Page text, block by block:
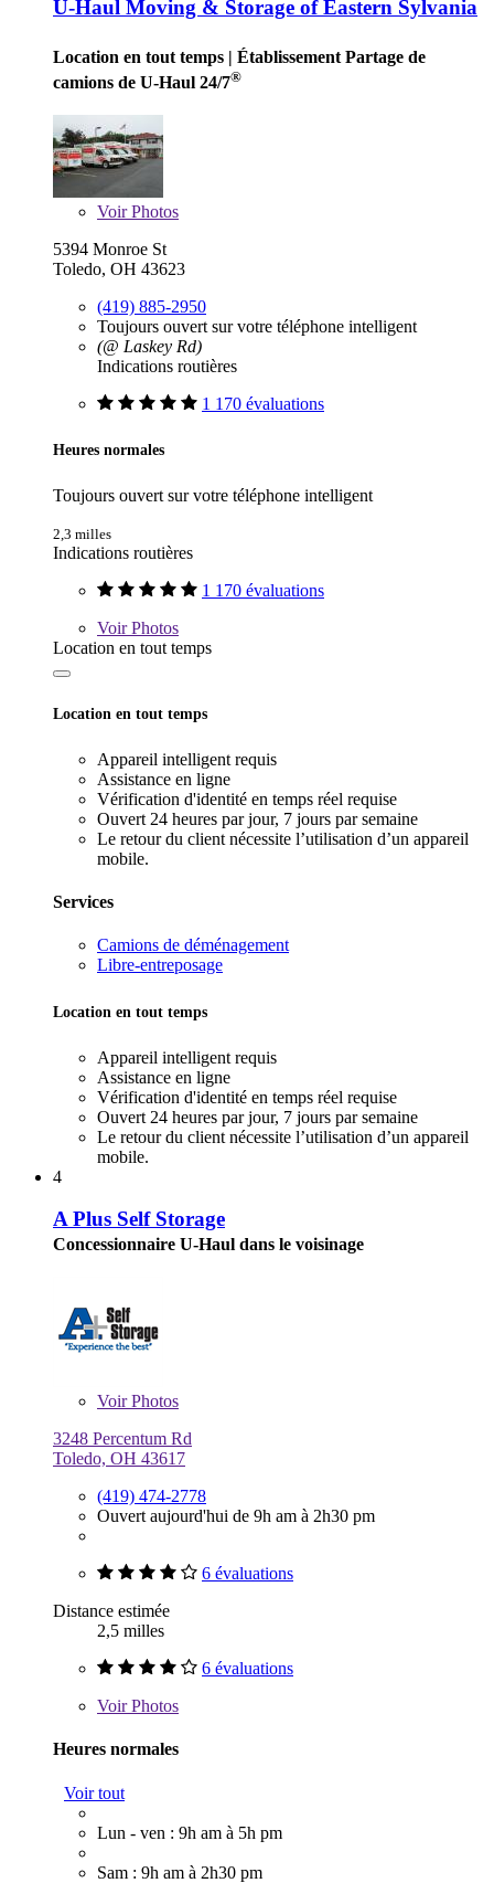
U-Haul Moving & Storage of Eastern Sylvania
Location en tout temps | Établissement Partage de
camions de U-Haul 24/7®
VoirPhotos
5394 Monroe St
Toledo, OH 43623
(419) 885-2950
Toujours ouvert sur votre téléphone intelligent
(@ Laskey Rd)
Indications routières
1 170 évaluations
Heures normales
Toujours ouvert sur votre téléphone intelligent
2,3 milles
Indications routières
1 170 évaluations
VoirPhotos
Location en tout temps
Location en tout temps
Appareil intelligent requis
Assistance en ligne
Vérification d'identité en temps réel requise
Ouvert 24 heures par jour, 7 jours par semaine
Le retour du client nécessite l’utilisation d’un appareil
mobile.
Services
Camions de déménagement
Libre-entreposage
Location en tout temps
Appareil intelligent requis
Assistance en ligne
Vérification d'identité en temps réel requise
Ouvert 24 heures par jour, 7 jours par semaine
Le retour du client nécessite l’utilisation d’un appareil
mobile.
4
A Plus Self Storage
Concessionnaire U-Haul dans le voisinage
VoirPhotos
3248 Percentum Rd
Toledo, OH 43617
(419) 474-2778
Ouvert aujourd'hui de 9h am à 2h30 pm
6 évaluations
Distance estimée
2,5 milles
6 évaluations
VoirPhotos
Heures normales
Voir tout
Lun - ven : 9h am à 5h pm
Sam : 9h am à 2h30 pm